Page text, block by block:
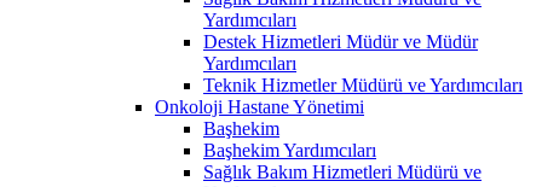
Yardımcıları
Destek Hizmetleri Müdür ve Müdür
Yardımcıları
Teknik Hizmetler Müdürü ve Yardımcıları
Onkoloji Hastane Yönetimi
Başhekim
Başhekim Yardımcıları
Sağlık Bakım Hizmetleri Müdürü ve